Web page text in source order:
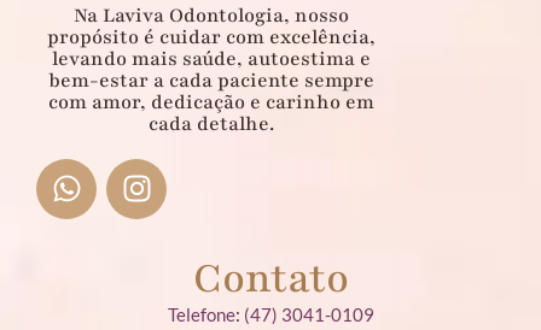
Na Laviva Odontologia, nosso
propósito é cuidar com excelência,
levando mais saúde, autoestima e
bem-estar a cada paciente sempre
com amor, dedicação e carinho em
cada detalhe.
Contato
Telefone: (47) 3041-0109